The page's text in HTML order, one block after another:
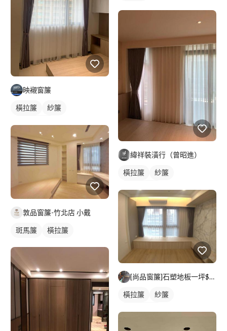
映襯窗簾
橫拉簾
紗簾
落地窗窗簾
敦品窗簾-竹北店 小戴
斑馬簾 橫拉簾
緯祥裝潢行（曾昭進）
橫拉簾
紗簾
[尚品窗簾]石塑地板一坪$2100含工
橫拉簾
紗簾